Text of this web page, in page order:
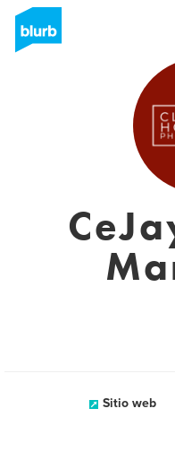
Sitio web